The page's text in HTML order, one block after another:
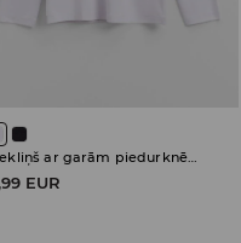
Krekliņš ar garām piedurknēm
EUR